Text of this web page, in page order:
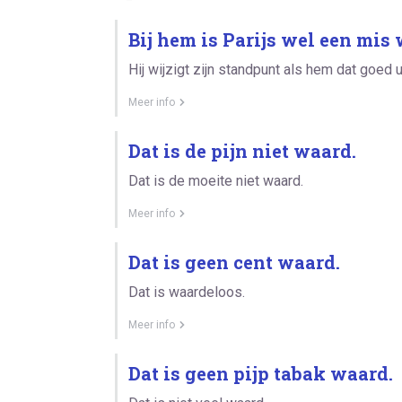
Bij hem is Parijs wel een mis
Hij wijzigt zijn standpunt als hem dat goed
Meer info
Dat is de pijn niet waard.
Dat is de moeite niet waard.
Meer info
Dat is geen cent waard.
Dat is waardeloos.
Meer info
Dat is geen pijp tabak waard.